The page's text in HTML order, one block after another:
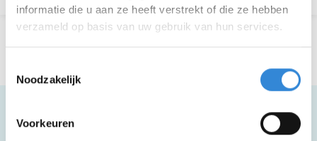
informatie die u aan ze heeft verstrekt of die ze hebben
verzameld op basis van uw gebruik van hun services.
Noodzakelijk
Voorkeuren